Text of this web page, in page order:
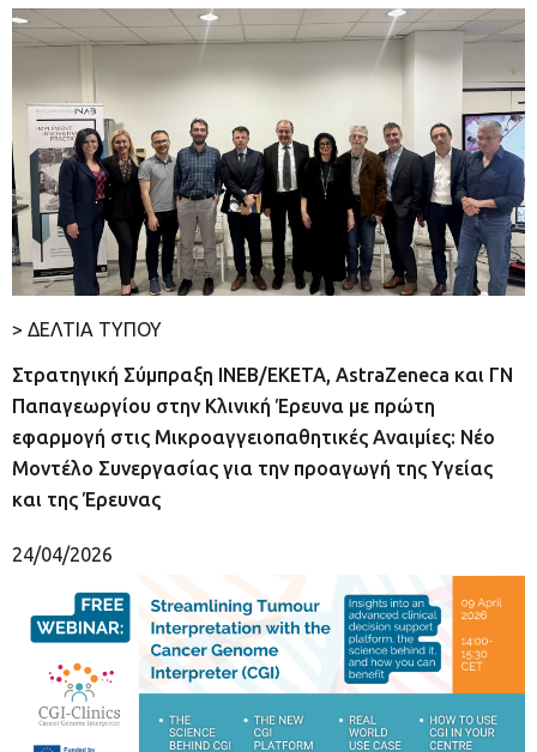
> ΔΕΛΤΙΑ ΤΥΠΟΥ
Στρατηγική Σύμπραξη ΙΝΕΒ/ΕΚΕΤΑ, AstraZeneca και ΓΝ
Παπαγεωργίου στην Κλινική Έρευνα με πρώτη
εφαρμογή στις Μικροαγγειοπαθητικές Αναιμίες: Νέο
Μοντέλο Συνεργασίας για την προαγωγή της Υγείας
και της Έρευνας
24/04/2026